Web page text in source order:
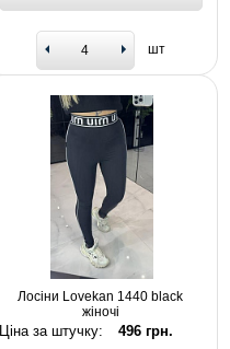
шт
Лосіни Lovekan 1440 black
жіночі
Ціна за штучку: 496 грн.